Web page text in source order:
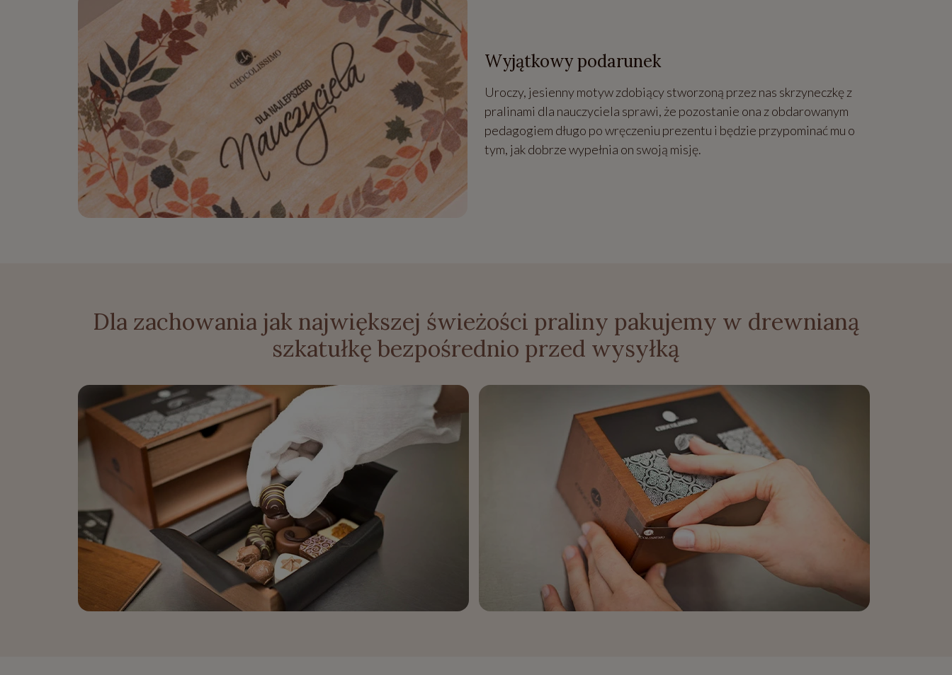
Wyjątkowy podarunek
Uroczy, jesienny motyw zdobiący stworzoną przez nas skrzyneczkę z
pralinami dla nauczyciela sprawi, że pozostanie ona z obdarowanym
pedagogiem długo po wręczeniu prezentu i będzie przypominać mu o
tym, jak dobrze wypełnia on swoją misję.
Dla zachowania jak największej świeżości praliny pakujemy w drewnianą
szkatułkę bezpośrednio przed wysyłką